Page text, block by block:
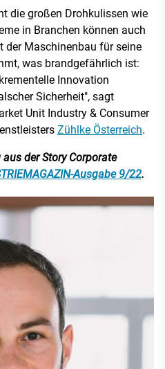
die großen Drohkulissen wie
in Branchen können auch
der Maschinenbau für seine
was brandgefährlich ist:
Innovation
Sicherheit", sagt
Unit Industry & Consumer
Zühlke Österreich.
der Story Corporate
Ausgabe 9/22.